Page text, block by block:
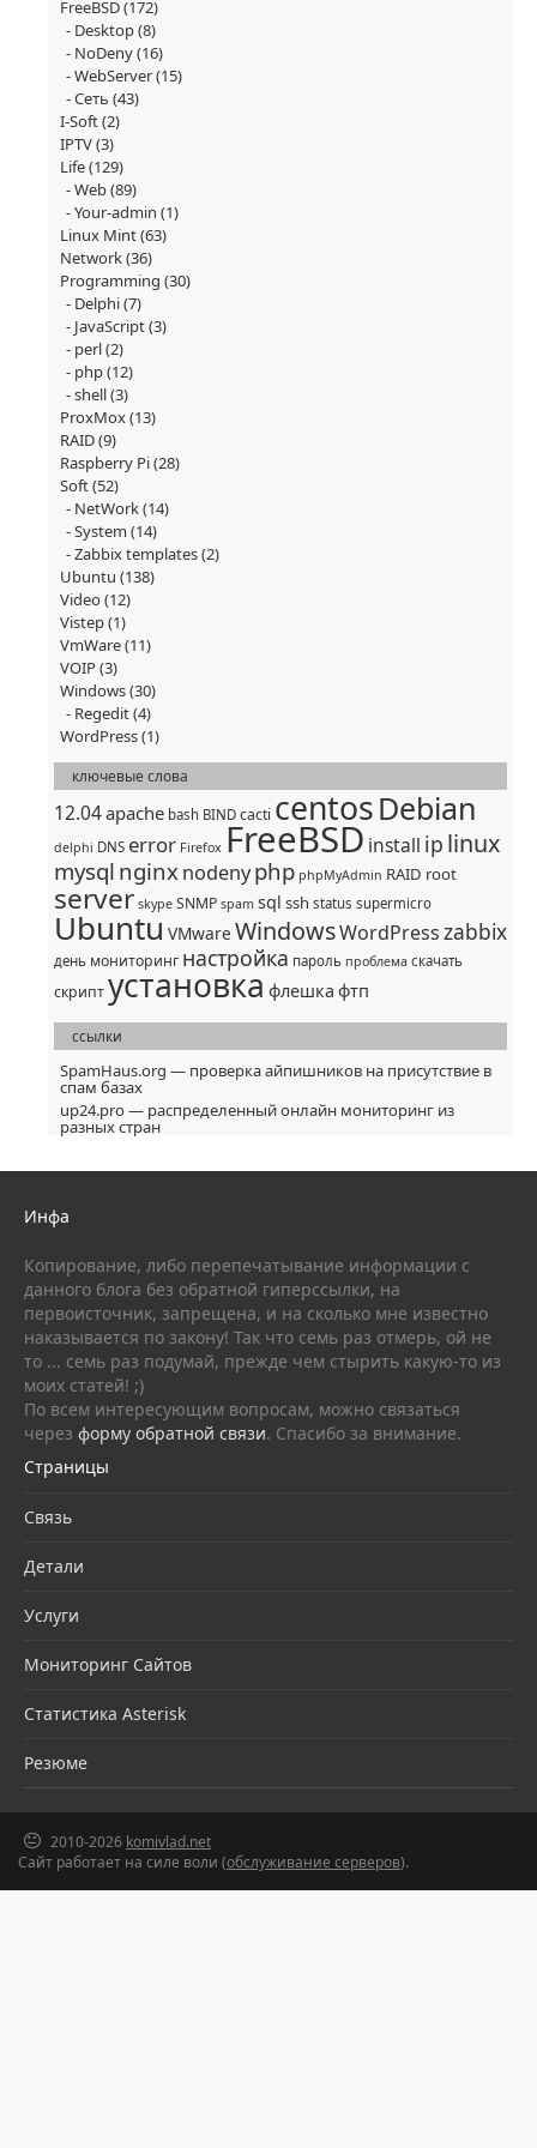
FreeBSD(172)
Desktop(8)
NoDeny(16)
WebServer(15)
Сеть (43)
I-Soft(2)
IPTV(3)
Life(129)
Web(89)
Your-admin (1)
Linux Mint(63)
Network(36)
Programming (30)
Delphi(7)
JavaScript(3)
perl(2)
php(12)
shell(3)
ProxMox(13)
RAID(9)
Raspberry Pi(28)
Soft(52)
NetWork(14)
System (14)
Zabbix templates(2)
Ubuntu (138)
Video(12)
Vistep(1)
VmWare(11)
VOIP(3)
Windows(30)
Regedit(4)
WordPress(1)
ключевые слова
12.04apache bash BIND cacti centosDebian
delphi DNS error Firefox FreeBSD install ip linux
mysql nginx nodenyphp phpMyAdmin RAID root
server skype SNMP spam sql ssh status supermicro
Ubuntu VMware WindowsWordPresszabbix
день мониторинг настройка пароль проблема скачать
скриптустановка флешка фтп
ссылки
SpamHaus.org — проверка айпишников на присутствие в
спам базах
up24.pro — распределенный онлайн мониторинг из
разных стран
Инфа
Копирование, либо перепечатывание информации с
данного блога без обратной гиперссылки, на
первоисточник, запрещена, и на сколько мне известно
наказывается по закону! Так что семь раз отмерь, ой не
то ... семь раз подумай, прежде чем стырить какую-то из
моих статей! ;)
По всем интересующим вопросам, можно связаться
через форму обратной связи. Спасибо за внимание.
Страницы
Связь
Детали
Услуги
Мониторинг Сайтов
Статистика Asterisk
Резюме
2010-2026 komivlad.net
Сайт работает на силе воли (обслуживание серверов).